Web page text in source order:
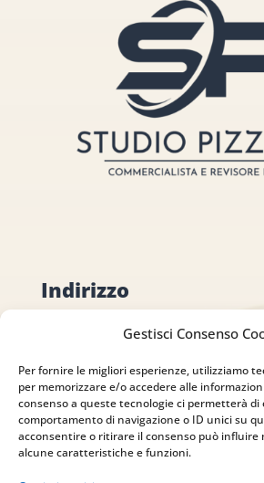
Gestisci Consenso
Per fornire le migliori esperienze, utilizziamo
per memorizzare e/o accedere alle
consenso a queste tecnologie ci permetterà di
comportamento di navigazione o ID unici su
acconsentire o ritirare il consenso può influire
alcune caratteristiche e funzioni.
Indirizzo
via Sant’Alessio, 5
83030 Venticano (AV)
Email
info@studiopizzano.it